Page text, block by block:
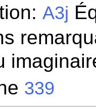
A3j
339